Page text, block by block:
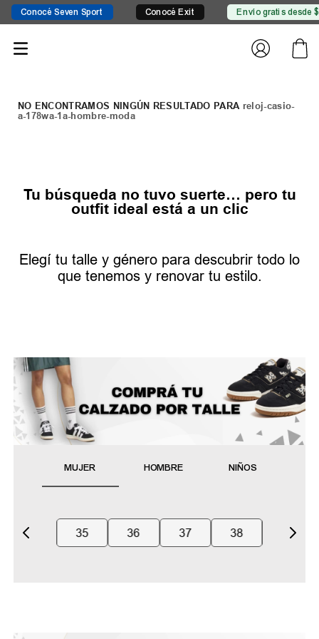
Seven Sport Conocé Exit Envío gratis desde $149.999
reloj-casio-
a-178wa-1a-hombre-moda
Tu búsqueda no tuvo suerte… pero tu
outfit ideal está a un clic
Elegí tu talle y género para descubrir todo lo
que tenemos y renovar tu estilo.
MUJER HOMBRE NIÑOS
35 36 37 38